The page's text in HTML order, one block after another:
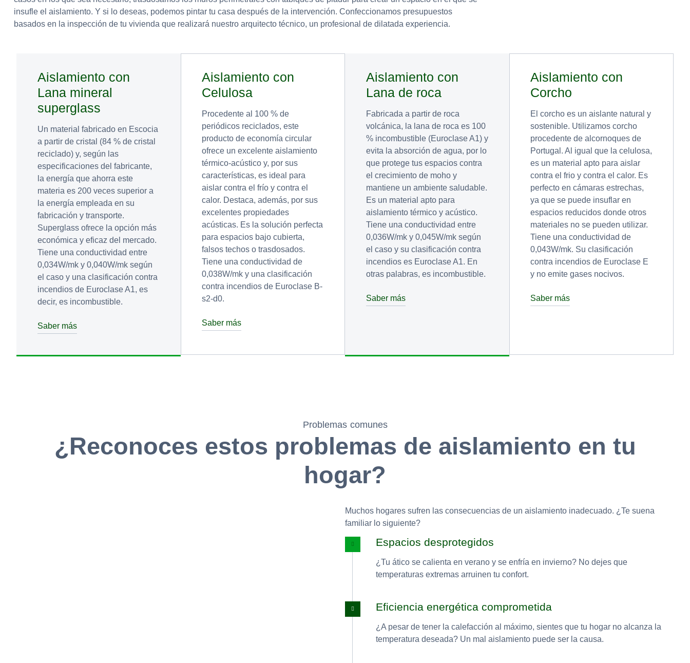
insufle el aislamiento. Y si lo deseas, podemos pintar tu casa después de la intervención. Confeccionamos presupuestos
basados en la inspección de tu vivienda que realizará nuestro arquitecto técnico, un profesional de dilatada experiencia.
Aislamiento con
Lana mineral
superglass
Un material fabricado en Escocia
a partir de cristal (84 % de cristal
reciclado) y, según las
especificaciones del fabricante,
la energía que ahorra este
materia es 200 veces superior a
la energía empleada en su
fabricación y transporte.
Superglass ofrece la opción más
económica y eficaz del mercado.
Tiene una conductividad entre
0,034W/mk y 0,040W/mk según
el caso y una clasificación contra
incendios de Euroclase A1, es
decir, es incombustible.
Saber más
Aislamiento con
Celulosa
Procedente al 100 % de
periódicos reciclados, este
producto de economía circular
ofrece un excelente aislamiento
térmico-acústico y, por sus
características, es ideal para
aislar contra el frío y contra el
calor. Destaca, además, por sus
excelentes propiedades
acústicas. Es la solución perfecta
para espacios bajo cubierta,
falsos techos o trasdosados.
Tiene una conductividad de
0,038W/mk y una clasificación
contra incendios de Euroclase B-
s2-d0.
Saber más
Aislamiento con
Lana de roca
Fabricada a partir de roca
volcánica, la lana de roca es 100
% incombustible (Euroclase A1) y
evita la absorción de agua, por lo
que protege tus espacios contra
el crecimiento de moho y
mantiene un ambiente saludable.
Es un material apto para
aislamiento térmico y acústico.
Tiene una conductividad entre
0,036W/mk y 0,045W/mk según
el caso y su clasificación contra
incendios es Euroclase A1. En
otras palabras, es incombustible.
Saber más
Aislamiento con
Corcho
El corcho es un aislante natural y
sostenible. Utilizamos corcho
procedente de alcornoques de
Portugal. Al igual que la celulosa,
es un material apto para aislar
contra el frio y contra el calor. Es
perfecto en cámaras estrechas,
ya que se puede insuflar en
espacios reducidos donde otros
materiales no se pueden utilizar.
Tiene una conductividad de
0,043W/mk. Su clasificación
contra incendios de Euroclase E
y no emite gases nocivos.
Saber más
Problemas comunes
¿Reconoces estos problemas de aislamiento en tu
hogar?
Muchos hogares sufren las consecuencias de un aislamiento inadecuado. ¿Te suena
familiar lo siguiente?
Espacios desprotegidos
¿Tu ático se calienta en verano y se enfría en invierno? No dejes que
temperaturas extremas arruinen tu confort.
Eficiencia energética comprometida
¿A pesar de tener la calefacción al máximo, sientes que tu hogar no alcanza la
temperatura deseada? Un mal aislamiento puede ser la causa.